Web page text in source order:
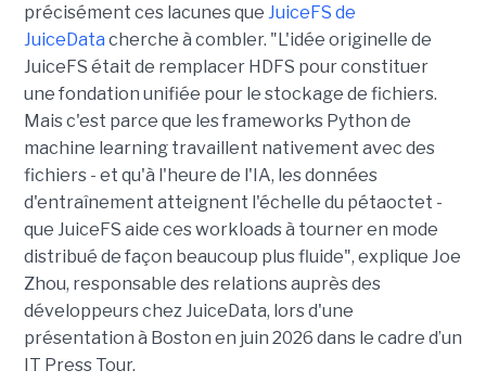
précisément ces lacunes que JuiceFS de
JuiceData cherche à combler. "L'idée originelle de
JuiceFS était de remplacer HDFS pour constituer
une fondation unifiée pour le stockage de fichiers.
Mais c'est parce que les frameworks Python de
machine learning travaillent nativement avec des
fichiers - et qu'à l'heure de l'IA, les données
d'entraînement atteignent l'échelle du pétaoctet -
que JuiceFS aide ces workloads à tourner en mode
distribué de façon beaucoup plus fluide", explique Joe
Zhou, responsable des relations auprès des
développeurs chez JuiceData, lors d'une
présentation à Boston en juin 2026 dans le cadre d’un
IT Press Tour.